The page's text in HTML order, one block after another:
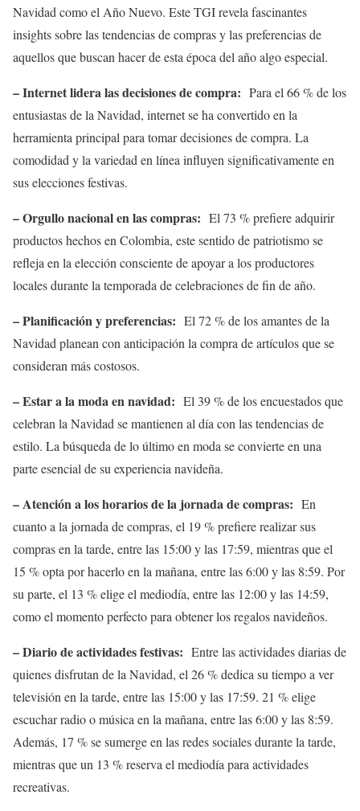
Navidad como el Año Nuevo. Este TGI revela fascinantes
insights sobre las tendencias de compras y las preferencias de
aquellos que buscan hacer de esta época del año algo especial.
– Internet lidera las decisiones de compra: Para el 66 % de los
entusiastas de la Navidad, internet se ha convertido en la
herramienta principal para tomar decisiones de compra. La
comodidad y la variedad en línea influyen significativamente en
sus elecciones festivas.
– Orgullo nacional en las compras: El 73 % prefiere adquirir
productos hechos en Colombia, este sentido de patriotismo se
refleja en la elección consciente de apoyar a los productores
locales durante la temporada de celebraciones de fin de año.
– Planificación y preferencias: El 72 % de los amantes de la
Navidad planean con anticipación la compra de artículos que se
consideran más costosos.
– Estar a la moda en navidad: El 39 % de los encuestados que
celebran la Navidad se mantienen al día con las tendencias de
estilo. La búsqueda de lo último en moda se convierte en una
parte esencial de su experiencia navideña.
– Atención a los horarios de la jornada de compras: En
cuanto a la jornada de compras, el 19 % prefiere realizar sus
compras en la tarde, entre las 15:00 y las 17:59, mientras que el
15 % opta por hacerlo en la mañana, entre las 6:00 y las 8:59. Por
su parte, el 13 % elige el mediodía, entre las 12:00 y las 14:59,
como el momento perfecto para obtener los regalos navideños.
– Diario de actividades festivas: Entre las actividades diarias de
quienes disfrutan de la Navidad, el 26 % dedica su tiempo a ver
televisión en la tarde, entre las 15:00 y las 17:59. 21 % elige
escuchar radio o música en la mañana, entre las 6:00 y las 8:59.
Además, 17 % se sumerge en las redes sociales durante la tarde,
mientras que un 13 % reserva el mediodía para actividades
recreativas.